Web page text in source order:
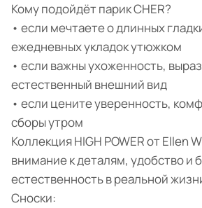
Кому подойдёт парик CHER?
• если мечтаете о длинных
ежедневных укладок утюжком
• если важны ухоженность,
естественный внешний вид
• если цените уверенность,
сборы утром
Коллекция HIGH POWER от Ellen
внимание к деталям, удобство и
естественность в реальной
Сноски: